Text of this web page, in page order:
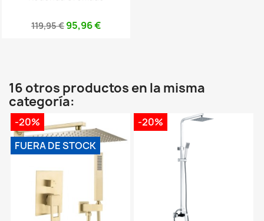
119,95 € 95,96 €
16 otros productos en la misma
categoría:
-20%
FUERA DE STOCK
-20%